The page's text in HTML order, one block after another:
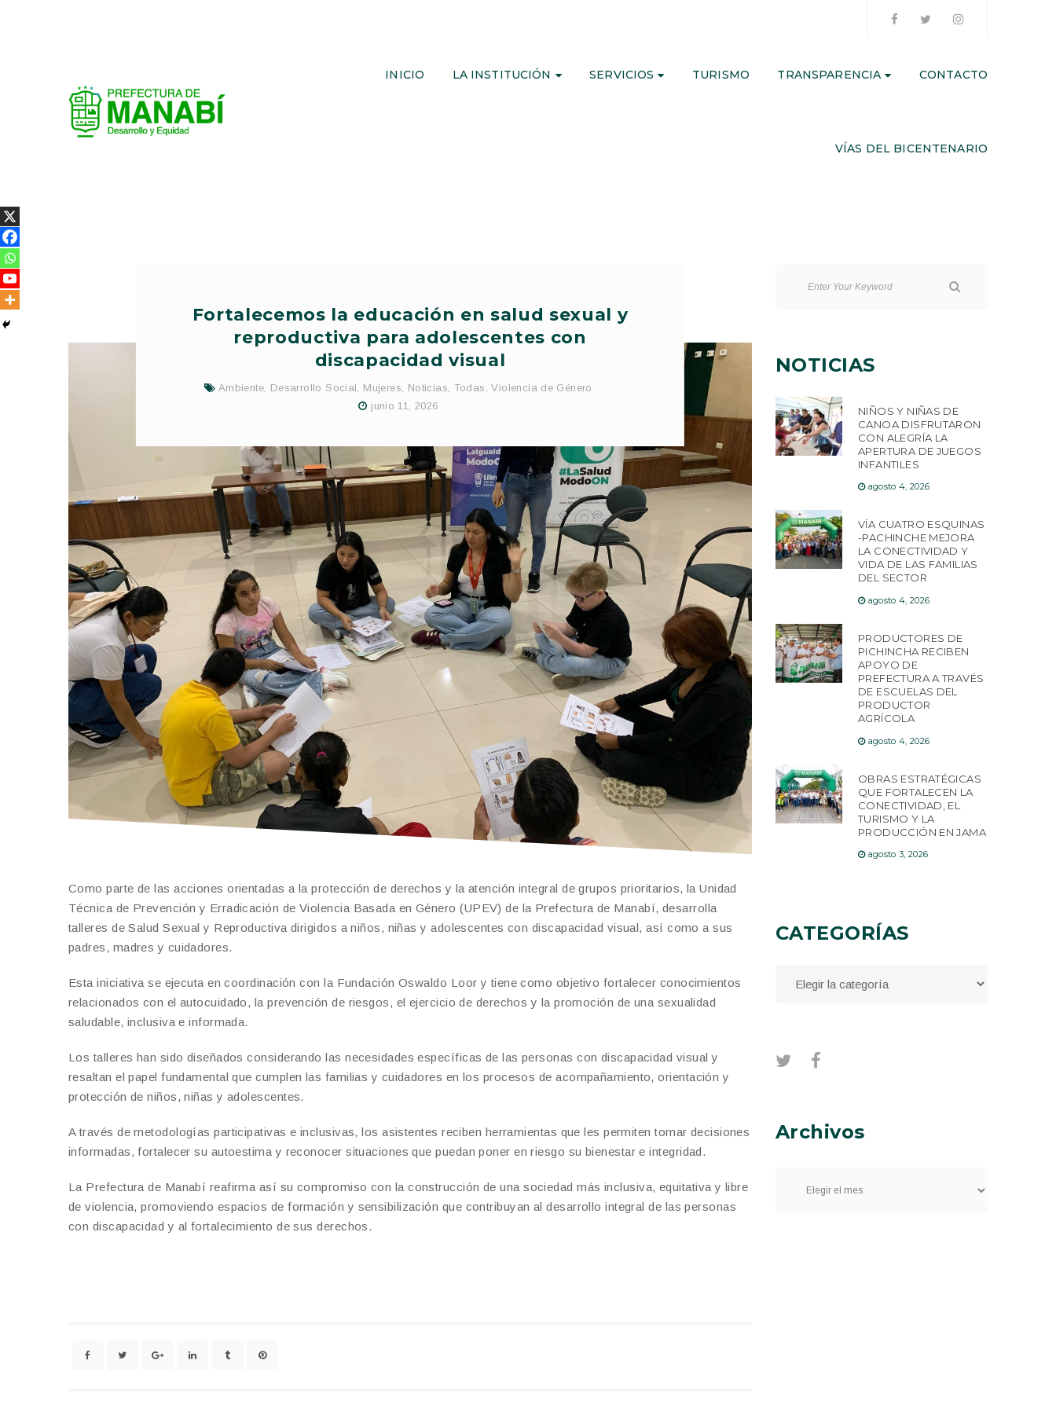
INICIO LA INSTITUCIÓN SERVICIOS TURISMO TRANSPARENCIA CONTACTO
VÍAS DEL BICENTENARIO
Fortalecemos la educación en salud sexual y
reproductiva para adolescentes con
discapacidad visual
Ambiente, Desarrollo Social, Mujeres, Noticias, Todas ,Violencia de Género
junio 11, 2026
Como parte de las acciones orientadas a la protección de derechos y la atención integral de grupos prioritarios, la Unidad
Técnica de Prevención y Erradicación de Violencia Basada en Género (UPEV) de la Prefectura de Manabí, desarrolla
talleres de Salud Sexual y Reproductiva dirigidos a niños, niñas y adolescentes con discapacidad visual, así como a sus
padres, madres y cuidadores.
Esta iniciativa se ejecuta en coordinación con la Fundación Oswaldo Loor y tiene como objetivo fortalecer conocimientos
relacionados con el autocuidado, la prevención de riesgos, el ejercicio de derechos y la promoción de una sexualidad
saludable, inclusiva e informada.
Los talleres han sido diseñados considerando las necesidades específicas de las personas con discapacidad visual y
resaltan el papel fundamental que cumplen las familias y cuidadores en los procesos de acompañamiento, orientación y
protección de niños, niñas y adolescentes.
A través de metodologías participativas e inclusivas, los asistentes reciben herramientas que les permiten tomar decisiones
informadas, fortalecer su autoestima y reconocer situaciones que puedan poner en riesgo su bienestar e integridad.
La Prefectura de Manabí reafirma así su compromiso con la construcción de una sociedad más inclusiva, equitativa y libre
de violencia, promoviendo espacios de formación y sensibilización que contribuyan al desarrollo integral de las personas
con discapacidad y al fortalecimiento de sus derechos.
NOTICIAS
NIÑOS Y NIÑAS DE
CANOA DISFRUTARON
CON ALEGRÍA LA
APERTURA DE JUEGOS
INFANTILES
agosto 4, 2026
VÍA CUATRO ESQUINAS
-PACHINCHE MEJORA
LA CONECTIVIDAD Y
VIDA DE LAS FAMILIAS
DEL SECTOR
agosto 4, 2026
PRODUCTORES DE
PICHINCHA RECIBEN
APOYO DE
PREFECTURA A TRAVÉS
DE ESCUELAS DEL
PRODUCTOR
AGRÍCOLA
agosto 4, 2026
OBRAS ESTRATÉGICAS
QUE FORTALECEN LA
CONECTIVIDAD, EL
TURISMO Y LA
PRODUCCIÓN EN JAMA
agosto 3, 2026
CATEGORÍAS
Archivos